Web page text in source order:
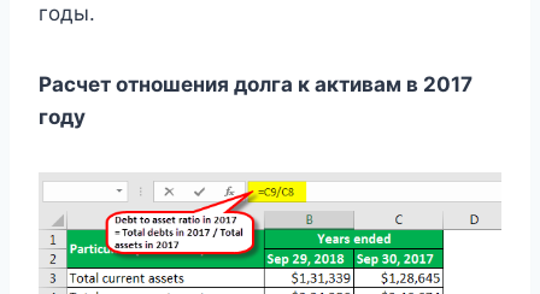
годы.
Расчет отношения долга к активам в 2017
году